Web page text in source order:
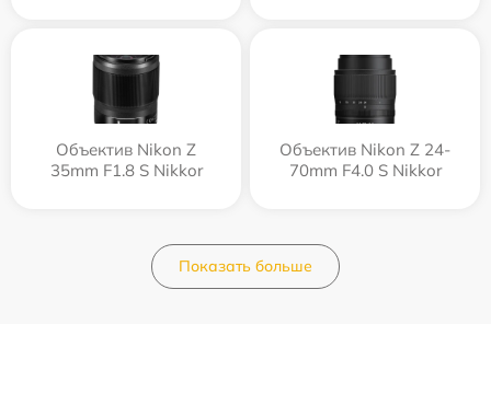
Объектив Nikon Z
35mm F1.8 S Nikkor
Объектив Nikon Z 24-
70mm F4.0 S Nikkor
Показать больше